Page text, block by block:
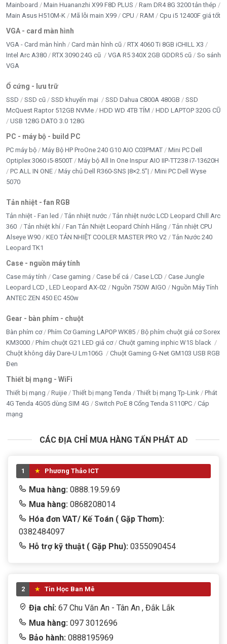
Mainboard Main Huananzhi X99 F8D PLUS
Ram DR4 8G 3200 tản thép
Main Asus H510M-K
Mã lỗi main X99 CPU RAM Cpu i5 12400F giá tốt
VGA - card màn hình
VGA - Card màn hình Card màn hình cũ
RTX 4060 Ti 8GB iCHILL X3
Intel Arc A380
RTX 3090 24G cũ VGA R5 340X 2GB GDDR5 cũ
So sánh
VGA
Ổ cứng - lưu trữ
SSD SSD cũ SSD khuyến mại SSD Dahua C800A 480GB
SSD
McQuest Raptor 512GB NVMe
HDD WD 4TB TÍM
HDD LAPTOP 320G CŨ
USB 128G DATO 3.0 128G
PC - máy bộ - build PC
PC máy bộ Máy Bộ HP ProOne 240 G10 AIO C03PMAT
Mini PC Dell
Optiplex 3060 i5-8500T
Máy bộ All In One Inspur AIO IIP-TT238 i7-13620H
PC ALL IN ONE
Máy chủ Dell R360-SNS |8×2.5”|
Mini PC Dell Wyse
5070
Tản nhiệt - fan RGB
Tản nhiệt - Fan led Tản nhiệt nước
Tản nhiệt nước LCD Leopard Chill Arc
360
Tản nhiệt khí Fan Tản Nhiệt Leopard Chính Hãng
Tản nhiệt CPU
Alseye W90
KEO TẢN NHIỆT COOLER MASTER PRO V2
Tản Nước 240
Leopard TK1
Case - nguồn máy tính
Case máy tính Case gaming Case bể cá Case LCD
Case Jungle
Leopard LCD , LED Leopard AX-02
Nguồn 750W AIGO
Nguồn Máy Tính
ANTEC ZEN 450 EC 450w
Gear - bàn phím - chuột
Bàn phím cơ Phím Cơ Gaming LAPOP WK85
Bộ phím chuột giả cơ Sorex
KM3000
Phím chuột G21 LED giả cơ
Chuột gaming inphic W1S black
Chuột không dây Dare-U Lm106G
Chuột Gaming G-Net GM103 USB RGB
Đen
Thiết bị mạng - WiFi
Thiết bị mạng Ruijie Thiết bị mạng Tenda Thiết bị mạng Tp-Link
Phát
4G Tenda 4G05 dùng SIM 4G
Switch PoE 8 Cổng Tenda S110PC
Cáp
mạng
CÁC ĐỊA CHỈ MUA HÀNG TẤN PHÁT AD
1 Phương Thảo ICT
Mua hàng: 0888.19.59.69
Mua hàng: 0868208014
Hóa đơn VAT/ Kế Toán ( Gặp Thơm):
0382484097
Hỗ trợ kỹ thuật ( Gặp Phu): 0355090454
2 Tin Học Ban Mê
Địa chỉ: 67 Chu Văn An - Tân An , Đắk Lắk
Mua hàng: 097 3012696
Bảo hành: 0888195969